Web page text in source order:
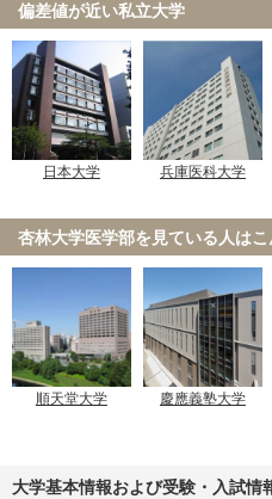
偏差値が近い私立大学
日本大学 兵庫医科大学
杏林大学医学部を見ている人は
順天堂大学 慶應義塾大学
大学基本情報および受験・入試情